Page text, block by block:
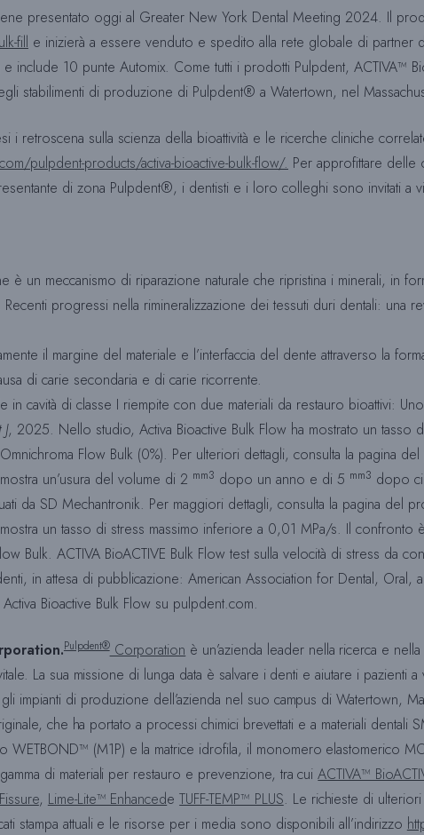
presentato oggi al Greater New York Dental Meeting 2024. Il
fill e inizierà a essere venduto e spedito alla rete globale di
include 10 punte Automix. Come tutti i prodotti Pulpdent, ACTIVA™
stabilimenti di produzione di Pulpdent® a Watertown, nel
i retroscena sulla scienza della bioattività e le ricerche cliniche
pulpdent-products/activa-bioactive-bulk-flow/. Per approfittare
di zona Pulpdent®, i dentisti e i loro colleghi sono invitati a
è un meccanismo di riparazione naturale che ripristina i minerali, in
Recenti progressi nella rimineralizzazione dei tessuti duri dentali: una
il margine del materiale e l’interfaccia del dente attraverso la
di carie secondaria e di carie ricorrente.
in cavità di classe I riempite con due materiali da restauro bioattivi:
, 2025. Nello studio, Activa Bioactive Bulk Flow ha mostrato un
Flow Bulk (0%). Per ulteriori dettagli, consulta la pagina
un’usura del volume di 2 mm3 dopo un anno e di 5 mm3 dopo
da SD Mechantronik. Per maggiori dettagli, consulta la pagina del
un tasso di stress massimo inferiore a 0,01 MPa/s. Il
Bulk. ACTIVA BioACTIVE Bulk Flow test sulla velocità di stress da
in attesa di pubblicazione: American Association for Dental,
Bioactive Bulk Flow su pulpdent.com.
Pulpdent®Corporation è un’azienda leader nella ricerca e
La sua missione di lunga data è salvare i denti e aiutare i
impianti di produzione dell’azienda nel suo campus di Watertown,
che ha portato a processi chimici brevettati e a materiali
(M1P) e la matrice idrofila, il monomero elastomerico
di materiali per restauro e prevenzione, tra cuiACTIVA™
, Lime-Lite™ EnhancedeTUFF-TEMP™ PLUS. Le richieste di
stampa attuali e le risorse per i media sono disponibili all’indirizzo